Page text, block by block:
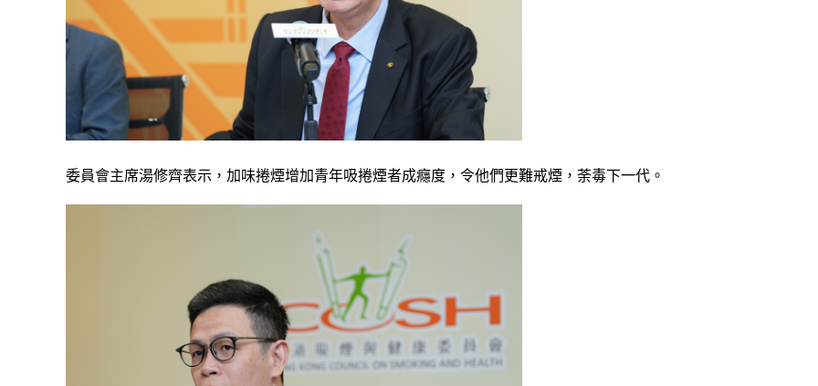
委員會主席湯修齊表示，加味捲煙增加青年吸捲煙者成癮度，令他們更難戒煙，荼毒下一代。